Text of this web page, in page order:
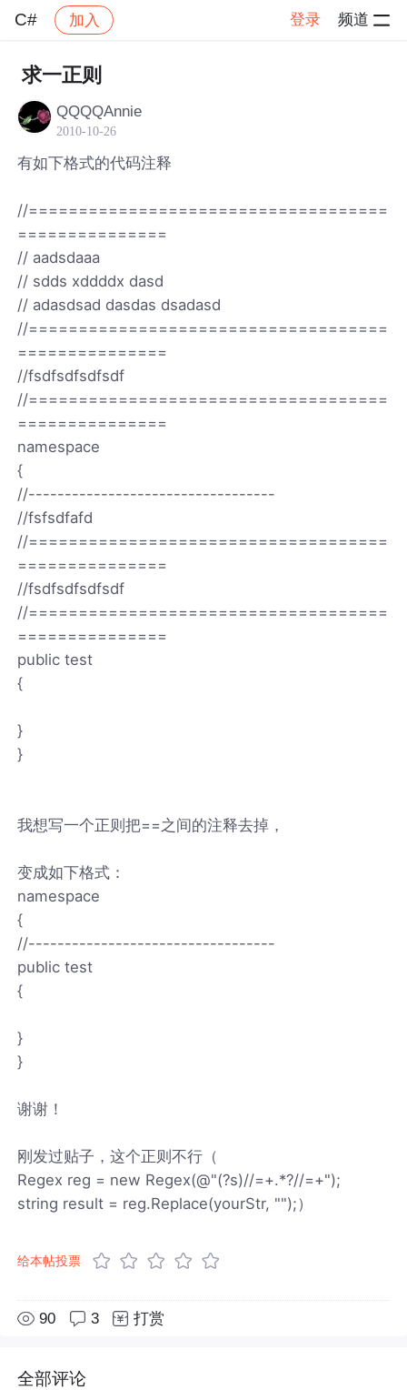
C# 加入 登录 频道
社区 C#
求一正则
QQQQAnnie
2010-10-26
有如下格式的代码注释
//====================================
===============
// aadsdaaa
// sdds xddddx dasd
// adasdsad dasdas dsadasd
//====================================
===============
//fsdfsdfsdfsdf
//====================================
===============
namespace
{
//----------------------------------
//fsfsdfafd
//====================================
===============
//fsdfsdfsdfsdf
//====================================
===============
public test
{
}
}
我想写一个正则把==之间的注释去掉，
变成如下格式：
namespace
{
//----------------------------------
public test
{
}
}
谢谢！
刚发过贴子，这个正则不行（
Regex reg = new Regex(@"(?s)//=+.*?//=+");
string result = reg.Replace(yourStr, "");）
给本帖投票
90 3 打赏
全部评论